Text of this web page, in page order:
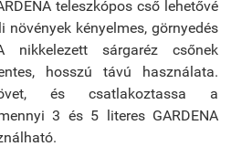
teleszkópos cső lehetővé
kényelmes, görnyedés
nikkelezett sárgaréz csőnek
hosszú távú használata.
és csatlakoztassa a
3 és 5 literes GARDENA